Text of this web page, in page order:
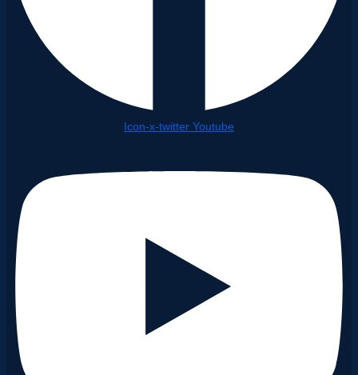
Icon-x-twitter Youtube